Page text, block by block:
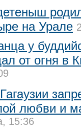
на Урале
у
от огня в
любви и
15:36